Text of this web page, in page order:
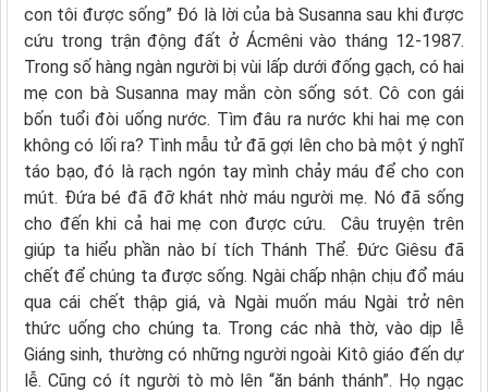
con tôi được sống” Ðó là lời của bà Susanna sau khi được
cứu trong trận động đất ở Ácmêni vào tháng 12-1987.
Trong số hàng ngàn người bị vùi lấp dưới đống gạch, có hai
mẹ con bà Susanna may mắn còn sống sót. Cô con gái
bốn tuổi đòi uống nước. Tìm đâu ra nước khi hai mẹ con
không có lối ra? Tình mẫu tử đã gợi lên cho bà một ý nghĩ
táo bạo, đó là rạch ngón tay mình chảy máu để cho con
mút. Ðứa bé đã đỡ khát nhờ máu người mẹ. Nó đã sống
cho đến khi cả hai mẹ con được cứu. Câu truyện trên
giúp ta hiểu phần nào bí tích Thánh Thể. Ðức Giêsu đã
chết để chúng ta được sống. Ngài chấp nhận chịu đổ máu
qua cái chết thập giá, và Ngài muốn máu Ngài trở nên
thức uống cho chúng ta. Trong các nhà thờ, vào dịp lễ
Giáng sinh, thường có những người ngoài Kitô giáo đến dự
lễ. Cũng có ít người tò mò lên “ăn bánh thánh”. Họ ngạc